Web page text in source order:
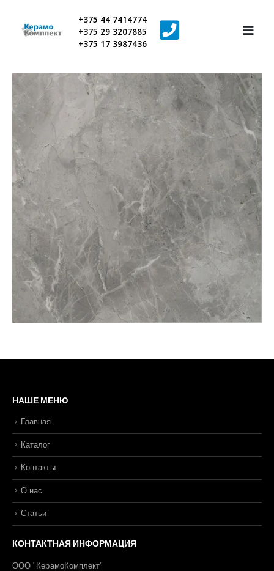
+375 44 7414774
+375 29 3207885
+375 17 3987436
НАШЕ МЕНЮ
Главная
Каталог
Контакты
О нас
Статьи
КОНТАКТНАЯ ИНФОРМАЦИЯ
ООО "КерамоКомплект"